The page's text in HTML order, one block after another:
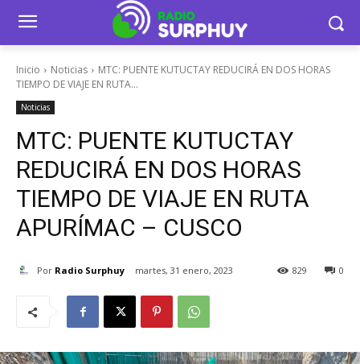
Inicio Noticias
MTC: PUENTE KUTUCTAY REDUCIRÁ EN DOS HORAS
TIEMPO DE VIAJE EN RUTA...
Noticias
MTC: PUENTE KUTUCTAY
REDUCIRÁ EN DOS HORAS
TIEMPO DE VIAJE EN RUTA
APURÍMAC – CUSCO
Por Radio Surphuy martes, 31 enero, 2023 0
829